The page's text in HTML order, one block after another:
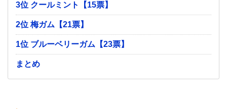
3位 クールミント【15票】
2位 梅ガム【21票】
1位 ブルーベリーガム【23票】
まとめ